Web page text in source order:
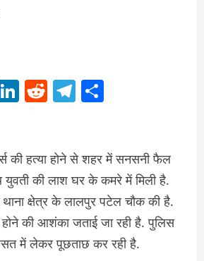
LinkedIn
RedditTelegram
की हत्या होने से शहर में सनसनी फैल
की लाश घर के कमरे में मिली है.
थाना क्षेत्र के लालपुर पटेल चौक की है.
की आशंका जताई जा रही है. पुलिस
में लेकर पूछताछ कर रही है.